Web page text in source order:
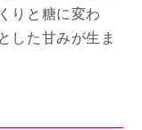
りと糖に変わ
した甘みが生ま